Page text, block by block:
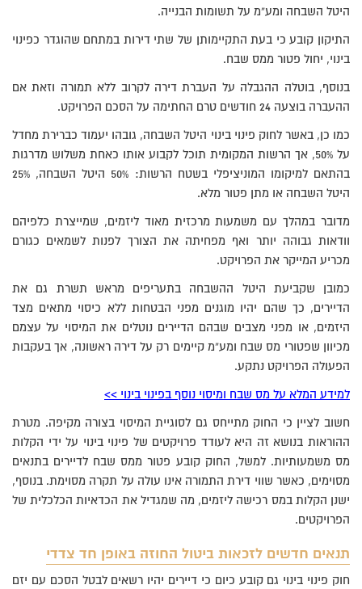
היטל השבחה ומע”מ על תשומות הבנייה.
התיקון קובע כי בעת התקיימותן של שתי דירות במתחם שהוגדר כפינוי
בינוי, יחול פטור ממס שבח.
בנוסף, בוטלה ההגבלה על העברת דירה לקרוב ללא תמורה וזאת אם
ההעברה בוצעה 24 חודשים טרם החתימה על הסכם הפרויקט.
כמו כן, באשר לחוק פינוי בינוי היטל השבחה, גובהו יעמוד כברירת מחדל
על 50%, אך הרשות המקומית תוכל לקבוע אותו כאחת משלוש מדרגות
בהתאם למיקומו המוניציפלי בשטח הרשות: 50% היטל השבחה, 25%
היטל השבחה או מתן פטור מלא.
מדובר במהלך עם משמעות מרכזית מאוד ליזמים, שמייצרת כלפיהם
וודאות גבוהה יותר ואף מפחיתה את הצורך לפנות לשמאים כגורם
מכריע המייקר את הפרויקט.
כמובן שקביעת היטל ההשבחה בתעריפים מראש תשרת גם את
הדיירים, כך שהם יהיו מוגנים מפני הבטחות ללא כיסוי מתאים מצד
היזמים, או מפני מצבים שבהם הדיירים נוטלים את המיסוי על עצמם
מכיוון שפטורי מס שבח ומע”מ קיימים רק על דירה ראשונה, אך בעקבות
הפעולה הפרויקט נתקע.
למידע המלא על מס שבח ומיסוי נוסף בפינוי בינוי >>
חשוב לציין כי החוק מתייחס גם לסוגיית המיסוי בצורה מקיפה. מטרת
ההוראות בנושא זה היא לעודד פרויקטים של פינוי בינוי על ידי הקלות
מס משמעותיות. למשל, החוק קובע פטור ממס שבח לדיירים בתנאים
מסוימים, כאשר שווי דירת התמורה אינו עולה על תקרה מסוימת. בנוסף,
ישנן הקלות במס רכישה ליזמים, מה שמגדיל את הכדאיות הכלכלית של
הפרויקטים.
תנאים חדשים לזכאות ביטול החוזה באופן חד צדדי
חוק פינוי בינוי גם קובע כיום כי דיירים יהיו רשאים לבטל הסכם עם יזם